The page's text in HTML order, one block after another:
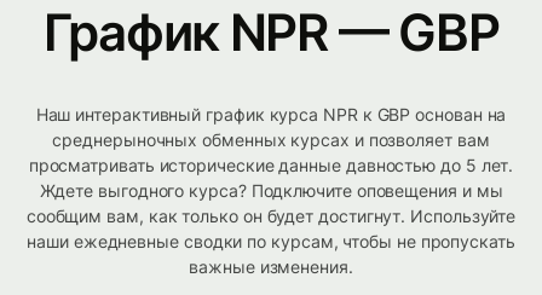
График NPR — GBP
Наш интерактивный график курса NPR к GBP основан на
среднерыночных обменных курсах и позволяет вам
просматривать исторические данные давностью до 5 лет.
Ждете выгодного курса? Подключите оповещения и мы
сообщим вам, как только он будет достигнут. Используйте
наши ежедневные сводки по курсам, чтобы не пропускать
важные изменения.